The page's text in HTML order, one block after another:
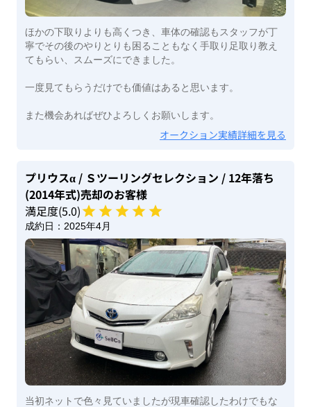
ほかの下取りよりも高くつき、車体の確認もスタッフが丁
寧でその後のやりとりも困ることもなく手取り足取り教え
てもらい、スムーズにできました。
一度見てもらうだけでも価値はあると思います。
また機会あればぜひよろしくお願いします。
オークション実績詳細を見る
プリウスα / Ｓツーリングセレクション / 12年落ち
(2014年式)売却のお客様
満足度(5.0)
成約日： 2025年4月
当初ネットで色々見ていましたが現車確認したわけでもな